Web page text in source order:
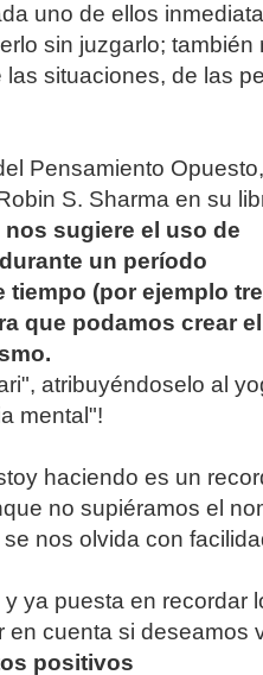
uno de ellos
sin juzgarlo;
las situaciones, de las
Pensamiento Opuesto,
S. Sharma en su
nos sugiere el uso de
un período
tiempo (por ejemplo
que podamos crear el
atribuyéndoselo al
mental"!
haciendo es un
no supiéramos el
nos olvida con
y ya puesta en recordar
en cuenta si deseamos
positivos